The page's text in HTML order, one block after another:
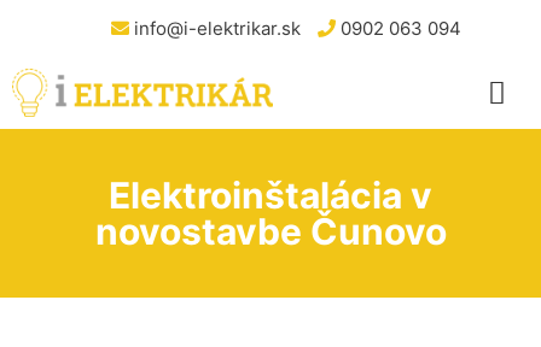
info@i-elektrikar.sk 0902 063 094
Elektroinštalácia v
novostavbe Čunovo